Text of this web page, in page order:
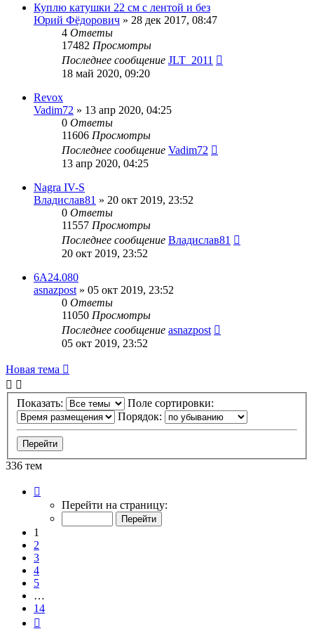
Куплю катушки 22 см с лентой и без
Юрий Фёдорович » 28 дек 2017, 08:47
4 Ответы
17482 Просмотры
Последнее сообщение JLT_2011
18 май 2020, 09:20
Revox
Vadim72 » 13 апр 2020, 04:25
0 Ответы
11606 Просмотры
Последнее сообщение Vadim72
13 апр 2020, 04:25
Nagra IV-S
Владислав81 » 20 окт 2019, 23:52
0 Ответы
11557 Просмотры
Последнее сообщение Владислав81
20 окт 2019, 23:52
6А24.080
asnazpost » 05 окт 2019, 23:52
0 Ответы
11050 Просмотры
Последнее сообщение asnazpost
05 окт 2019, 23:52
Новая тема
Показать:
Поле сортировки:
Порядок:
336 тем
Перейти на страницу:
1
2
3
4
5
…
14